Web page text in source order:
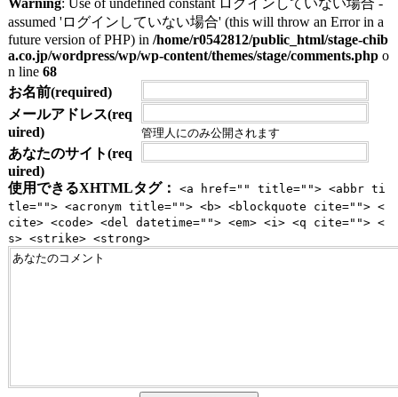
assumed 'ログインしていない場合' (this will throw an Error in a
future version of PHP) in /home/r0542812/public_html/stage-chib
a.co.jp/wordpress/wp/wp-content/themes/stage/comments.phpo
n line 68
お名前(required)
メールアドレス(req
uired)
管理人にのみ公開されます
あなたのサイト(req
uired)
使用できるXHTMLタグ：
<a href="" title=""> <abbr ti
tle=""> <acronym title=""> <b> <blockquote cite=""> <
cite> <code> <del datetime=""> <em> <i> <q cite=""> <
s> <strike> <strong>